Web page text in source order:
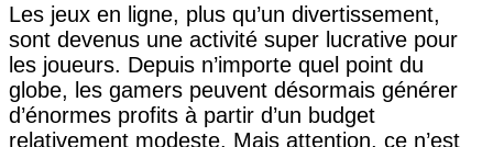
Les jeux en ligne, plus qu’un divertissement,
sont devenus une activité super lucrative pour
les joueurs. Depuis n’importe quel point du
globe, les gamers peuvent désormais générer
d’énormes profits à partir d’un budget
relativement modeste. Mais attention, ce n’est